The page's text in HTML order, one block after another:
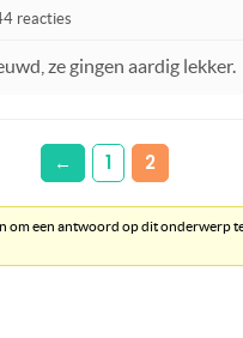
reacties
ze gingen aardig lekker.
← 1 2
om een antwoord op dit onderwerp